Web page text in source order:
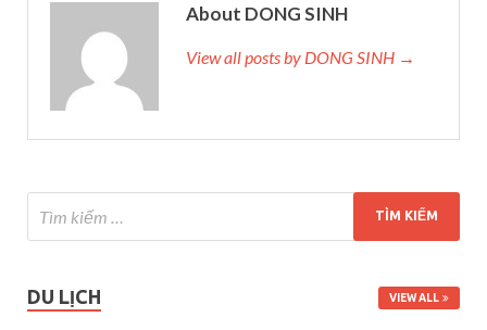
About DONG SINH
View all posts by DONG SINH →
DU LỊCH VIEW ALL